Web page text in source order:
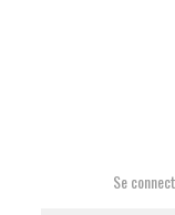
Se